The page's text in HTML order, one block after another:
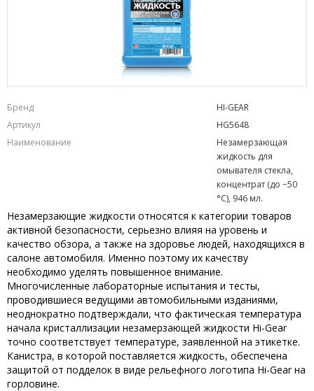
Бренд
HI-GEAR
Артикул
HG5648
Наименование
Незамерзающая
жидкость для
омывателя стекла,
концентрат (до −50
°C), 946 мл.
Незамерзающие жидкости относятся к категории товаров
активной безопасности, серьезно влияя на уровень и
качество обзора, а также на здоровье людей, находящихся в
салоне автомобиля. Именно поэтому их качеству
необходимо уделять повышенное внимание.
Многочисленные лабораторные испытания и тесты,
проводившиеся ведущими автомобильными изданиями,
неоднократно подтверждали, что фактическая температура
начала кристаллизации незамерзающей жидкости Hi-Gear
точно соответствует температуре, заявленной на этикетке.
Канистра, в которой поставляется жидкость, обеспечена
защитой от подделок в виде рельефного логотипа Hi-Gear на
горловине.